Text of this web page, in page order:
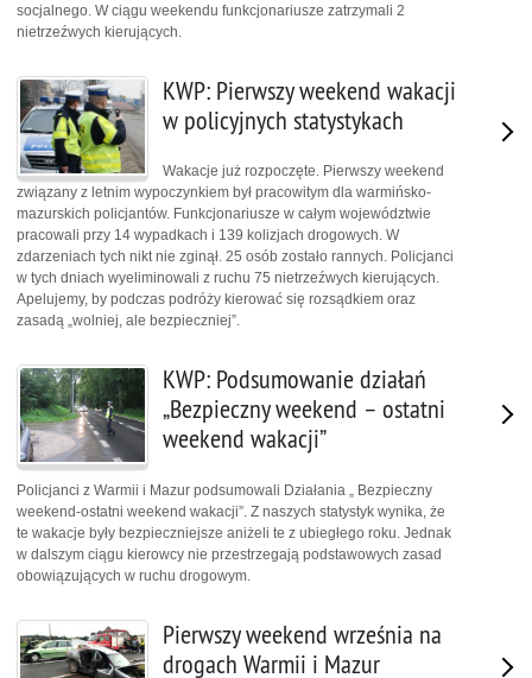
socjalnego. W ciągu weekendu funkcjonariusze zatrzymali 2
nietrzeźwych kierujących.
KWP: Pierwszy weekend wakacji
w policyjnych statystykach
Wakacje już rozpoczęte. Pierwszy weekend
związany z letnim wypoczynkiem był pracowitym dla warmińsko-
mazurskich policjantów. Funkcjonariusze w całym województwie
pracowali przy 14 wypadkach i 139 kolizjach drogowych. W
zdarzeniach tych nikt nie zginął. 25 osób zostało rannych. Policjanci
w tych dniach wyeliminowali z ruchu 75 nietrzeźwych kierujących.
Apelujemy, by podczas podróży kierować się rozsądkiem oraz
zasadą „wolniej, ale bezpieczniej”.
KWP: Podsumowanie działań
„Bezpieczny weekend – ostatni
weekend wakacji”
Policjanci z Warmii i Mazur podsumowali Działania „ Bezpieczny
weekend-ostatni weekend wakacji”. Z naszych statystyk wynika, że
te wakacje były bezpieczniejsze aniżeli te z ubiegłego roku. Jednak
w dalszym ciągu kierowcy nie przestrzegają podstawowych zasad
obowiązujących w ruchu drogowym.
Pierwszy weekend września na
drogach Warmii i Mazur